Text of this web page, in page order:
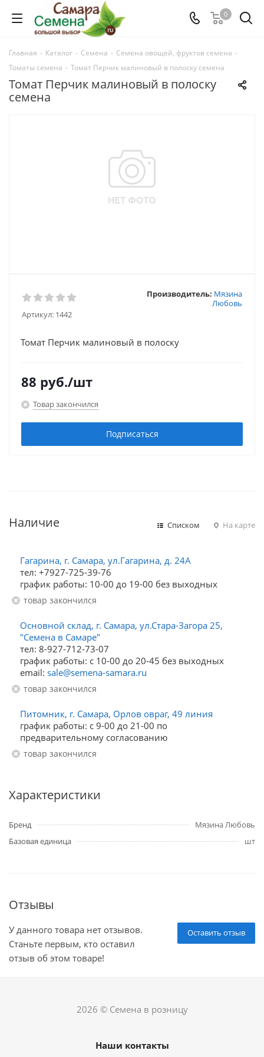
0
Главная - Каталог - Семена - Семена овощей, фруктов семена -
Томаты семена - Томат Перчик малиновый в полоску семена
Томат Перчик малиновый в полоску
семена
Артикул: 1442
Производитель: Мязина
Любовь
Томат Перчик малиновый в полоску
88 руб./шт
Товар закончился
Подписаться
Наличие Списком На карте
Гагарина, г. Самара, ул.Гагарина, д. 24А
тел: +7927-725-39-76
график работы: 10-00 до 19-00 без выходных
Товар закончился
Основной склад, г. Самара, ул.Стара-Загора 25,
"Семена в Самаре"
тел: 8-927-712-73-07
график работы: с 10-00 до 20-45 без выходных
email: sale@semena-samara.ru
Товар закончился
Питомник, г. Самара, Орлов овраг, 49 линия
график работы: с 9-00 до 21-00 по
предварительному согласованию
Товар закончился
Характеристики
Бренд
Мязина Любовь
Базовая единица
шт
Отзывы
Оставить отзыв
У данного товара нет отзывов.
Станьте первым, кто оставил
отзыв об этом товаре!
2026 © Семена в розницу
Наши контакты